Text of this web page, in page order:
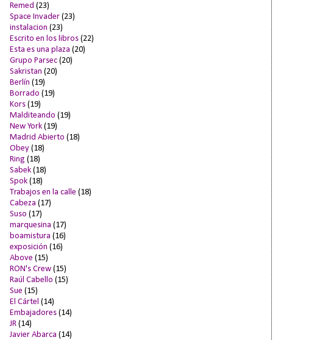
Remed (23)
Space Invader (23)
instalacion (23)
Escrito en los libros (22)
Esta es una plaza (20)
Grupo Parsec (20)
Sakristan (20)
Berlín (19)
Borrado (19)
Kors (19)
Malditeando (19)
New York (19)
Madrid Abierto (18)
Obey (18)
Ring (18)
Sabek (18)
Spok (18)
Trabajos en la calle (18)
Cabeza (17)
Suso (17)
marquesina (17)
boamistura (16)
exposición (16)
Above (15)
RON's Crew (15)
Raúl Cabello (15)
Sue (15)
El Cártel (14)
Embajadores (14)
JR (14)
Javier Abarca (14)